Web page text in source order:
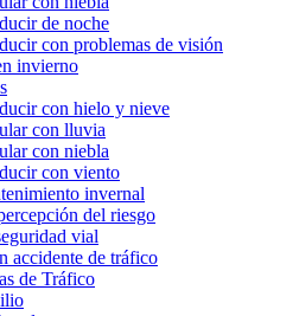
de noche
con problemas de visión
invierno
con hielo y nieve
con lluvia
con niebla
con viento
invernal
del riesgo
vial
accidente de tráfico
de Tráfico